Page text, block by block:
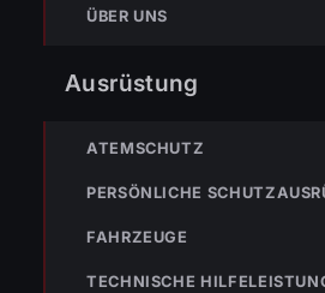
ÜBER UNS
Ausrüstung
ATEMSCHUTZ
PERSÖNLICHE
FAHRZEUGE
TECHNISCHE